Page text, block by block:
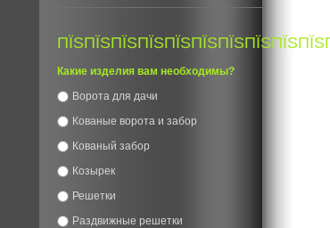
Какие изделия вам необходимы?
Ворота для дачи
Кованые ворота и забор
Кованый забор
Козырек
Решетки
Раздвижные решетки